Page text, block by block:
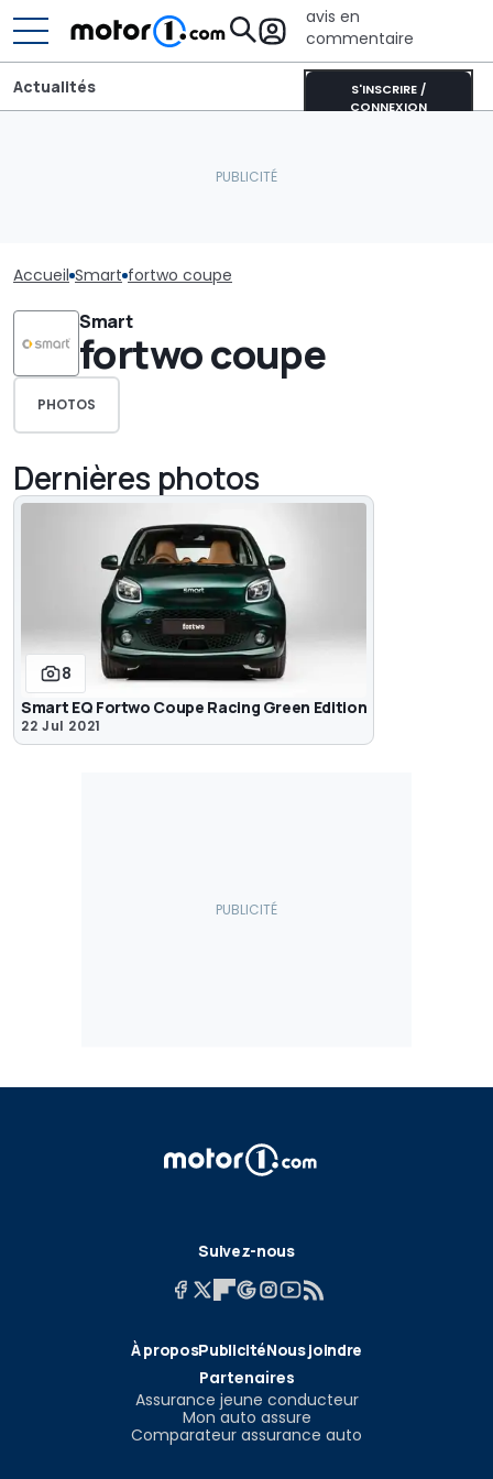
avis en
commentaire
S'INSCRIRE /
CONNEXION
Actualités
Accueil Smart fortwo coupe
Smart
fortwo coupe
PHOTOS
Dernières photos
8
Smart EQ Fortwo Coupe Racing Green Edition
22 Jul 2021
Suivez-nous
À proposPublicitéNous joindre
Partenaires
Assurance jeune conducteur
Mon auto assure
Comparateur assurance auto